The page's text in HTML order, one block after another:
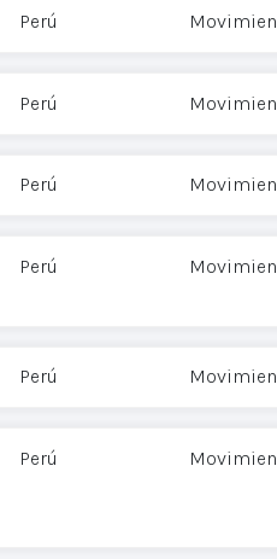
Perú
Perú
Perú
Perú
Perú
Perú